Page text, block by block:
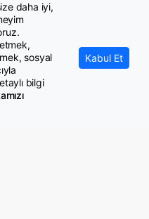
Güçlendirilmesine
daha iyi,
sosyal
bilgi
Kabul Et